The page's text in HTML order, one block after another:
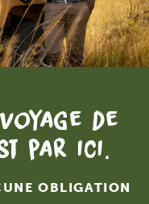
de
par ici.
OBLIGATION